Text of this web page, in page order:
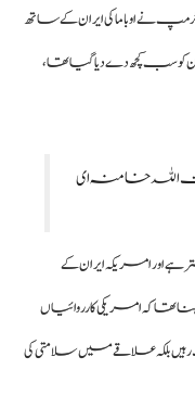
نے اوباما کی ایران کے ساتھ
کو سب کچھ دے دیا گیا تھا،
اللہ خامنہ ای
ہے اور امریکہ ایران کے
کہ امریکی کارروائیاں
بلکہ علاقے میں سلامتی کی